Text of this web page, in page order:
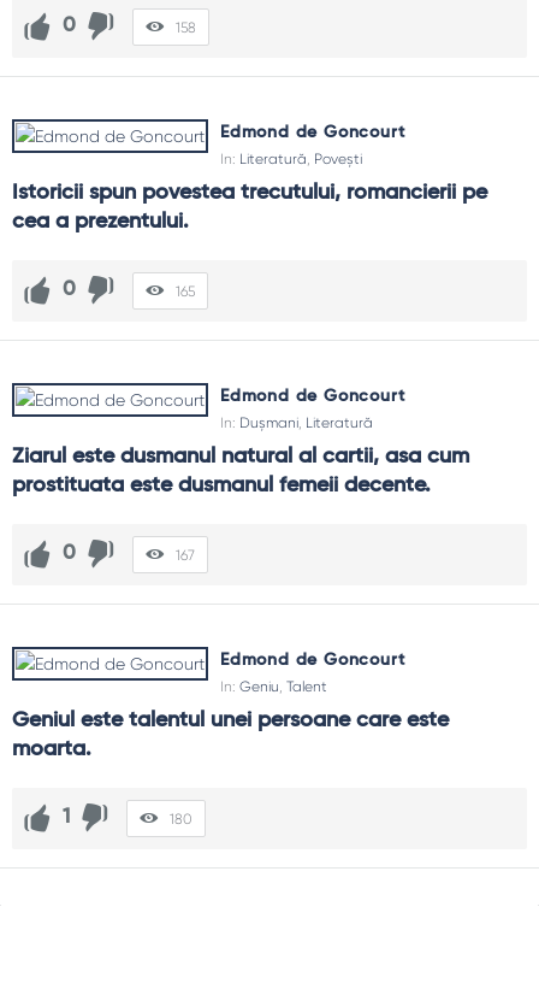
0 158
Edmond de Goncourt
In: Literatură Povești
Istoricii spun povestea trecutului, romancierii pe
cea a prezentului.
0 165
Edmond de Goncourt
In: Dușmani Literatură
Ziarul este dusmanul natural al cartii, asa cum
prostituata este dusmanul femeii decente.
0 167
Edmond de Goncourt
In: Geniu Talent
Geniul este talentul unei persoane care este
moarta.
1 180